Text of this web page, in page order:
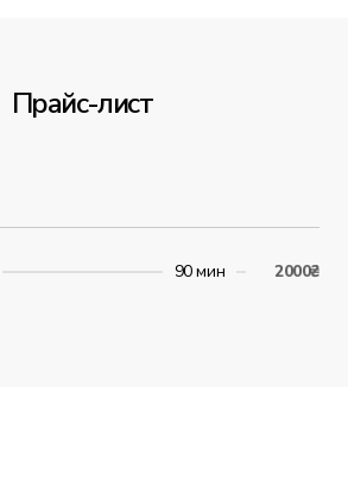
Прайс-лист
90 мин 2000₴